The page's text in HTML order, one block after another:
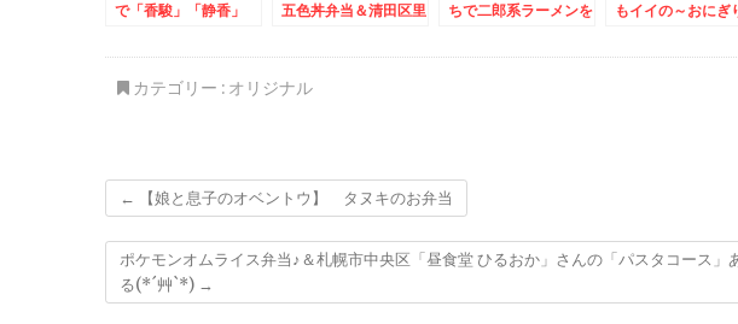
で「香駿」「静香」
漬けとお茶と(^^♪
五色丼弁当＆清田区里
ちで二郎系ラーメンを
もイイの～おにぎ
カテゴリー : オリジナル
← 【娘と息子のオベントウ】 タヌキのお弁当
ポケモンオムライス弁当♪＆札幌市中央区「昼食堂 ひるおか」さんの「パスタコース
る(*´艸`*) →